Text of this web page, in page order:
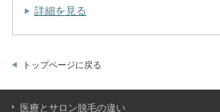
詳細を見る
トップページに戻る
医療とサロン脱毛の違い